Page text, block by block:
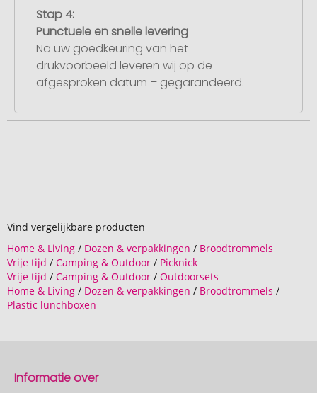
Stap 4:
Punctuele en snelle levering
Na uw goedkeuring van het
drukvoorbeeld leveren wij op de
afgesproken datum – gegarandeerd.
Vind vergelijkbare producten
Home & Living / Dozen & verpakkingen / Broodtrommels
Vrije tijd / Camping & Outdoor / Picknick
Vrije tijd / Camping & Outdoor / Outdoorsets
Home & Living / Dozen & verpakkingen / Broodtrommels /
Plastic lunchboxen
Informatie over